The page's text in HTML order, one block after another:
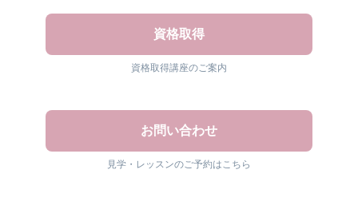
資格取得
資格取得講座のご案内
お問い合わせ
見学・レッスンのご予約はこちら